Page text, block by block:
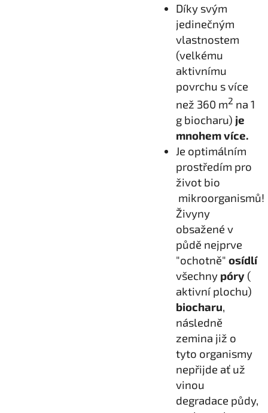
Díky svým
jedinečným
vlastnostem
(velkému
aktivnímu
povrchu s více
než 360 m2 na 1
g biocharu) je
mnohem více.
Je optimálním
prostředím pro
život bio
mikroorganismů!
Živyny
obsažené v
půdě nejprve
"ochotně" osídlí
všechny póry (
aktivní plochu)
biocharu,
následně
zemina již o
tyto organismy
nepřijde ať už
vinou
degradace půdy,